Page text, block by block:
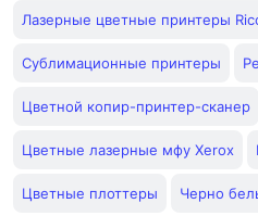
Лазерные цветные принтеры
Сублимационные принтеры
Цветной копир-принтер-сканер
Цветные лазерные мфу Xerox
Цветные плоттеры Черно